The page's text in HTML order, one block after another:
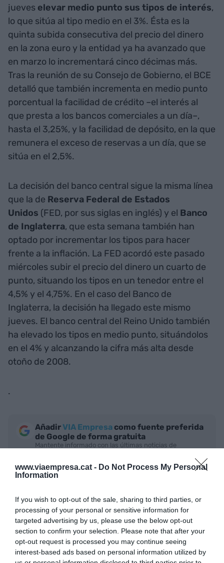
www.viaempresa.cat - Do Not Process My Personal
Information
If you wish to opt-out of the sale, sharing to third parties, or
processing of your personal or sensitive information for
targeted advertising by us, please use the below opt-out
section to confirm your selection. Please note that after your
opt-out request is processed you may continue seeing
interest-based ads based on personal information utilized by
jueves elevar medio punto sus tipos de interés,
lo que sitúa al tipo medio en el 3%. Ésta es la
quinta subida consecutiva del precio del dinero
en la zona euro y la entidad ya ha avanzado que
en marzo lo incrementará cinco décimas más.
Tras la reunión de su Consejo de Gobierno, el BCE
detalló que también incrementa en medio punto
porcentual la facilidad de crédito –el interés al
que presta a los bancos comerciales a un día–,
hasta el 3,25%, y la facilidad de depósito, en la que
remunera el exceso de reservas a un día, que se
sitúa en el 2,5%.
La decisión del banco central sigue la misma línea
que la de Reserva Federal de Estados
Unidos (FED, por sus siglas en inglés) y el Banco
de Inglaterra, que esta semana también han
optado por incrementar los tipos para hacer
frente a la inflación. La FED acordó este pasado
miércoles subir el precio del dinero un cuarto de
punto, situando los tipos en un tenedor entre el
4,5% y el 4,75%. En el caso del Banco de
Inglaterra, la decisión ha llegado este mismo
jueves. El banco central del Reino Unido también
ha elevado los tipos en medio punto, situándolos
en el 4% y alcanzando la cifra más alta desde
otoño de 2008.
.
AñadirVIA Empresa como fuente preferida
de Google de forma gratuita
Mantente informado con las últimas noticias de